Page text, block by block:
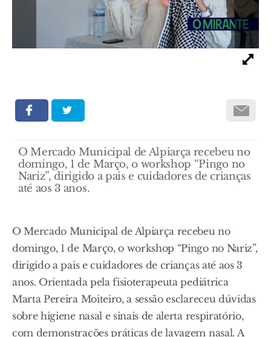
O Mercado Municipal de Alpiarça recebeu no
domingo, 1 de Março, o workshop “Pingo no
Nariz”, dirigido a pais e cuidadores de crianças
até aos 3 anos.
O Mercado Municipal de Alpiarça recebeu no
domingo, 1 de Março, o workshop “Pingo no Nariz”,
dirigido a pais e cuidadores de crianças até aos 3
anos. Orientada pela fisioterapeuta pediátrica
Marta Pereira Moiteiro, a sessão esclareceu dúvidas
sobre higiene nasal e sinais de alerta respiratório,
com demonstrações práticas de lavagem nasal. A